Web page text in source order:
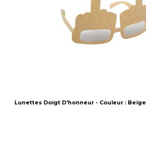
Lunettes Doigt D'honneur - Couleur : Beige